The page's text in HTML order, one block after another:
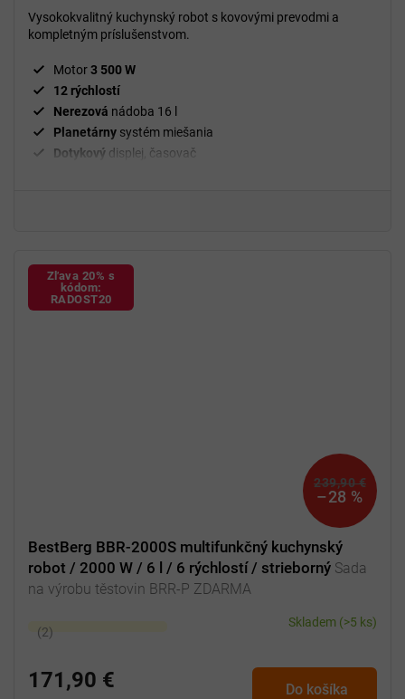
z
5
Vysokokvalitný kuchynský robot s kovovými prevodmi a
kompletným príslušenstvom.
Motor3 500 W
12 rýchlostí
Nerezová nádoba 16 l
Planetárny systém miešania
Dotykový displej, časovač
Zľava 20% s
kódom:
RADOST20
239,90 €
–28 %
BestBerg BBR-2000S multifunkčný kuchynský
robot / 2000 W / 6 l / 6 rýchlostí / strieborný Sada
na výrobu těstovin BRR-P ZDARMA
Priemerné
produktu
Skladem (>5 ks)
171,90 € Do košíka